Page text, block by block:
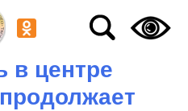
в центре